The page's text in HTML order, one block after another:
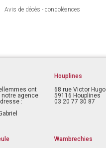
Avis de décès - condoléances
ont
agence
:
Houplines
68 rue Victor Hugo
59116 Houplines
03 20 77 30 87
Wambrechies